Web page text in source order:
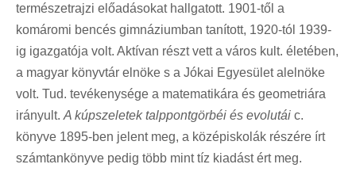
természetrajzi előadásokat hallgatott. 1901-től a
komáromi bencés gimnáziumban tanított, 1920-tól 1939-
ig igazgatója volt. Aktívan részt vett a város kult. életében,
a magyar könyvtár elnöke s a Jókai Egyesület alelnöke
volt. Tud. tevékenysége a matematikára és geometriára
irányult. A kúpszeletek talppontgörbéi és evolutái c.
könyve 1895-ben jelent meg, a középiskolák részére írt
számtankönyve pedig több mint tíz kiadást ért meg.